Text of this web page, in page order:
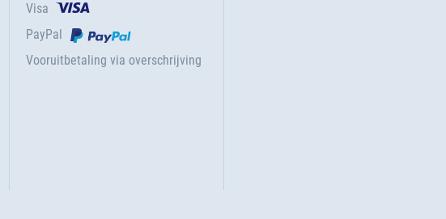
Visa
PayPal
Vooruitbetaling via overschrijving